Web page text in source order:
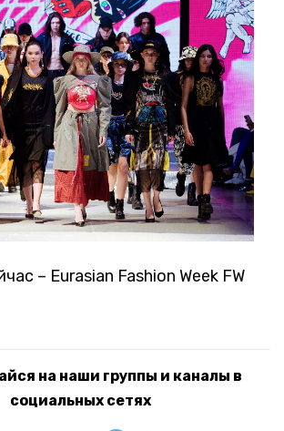
– Eurasian Fashion Week FW
на наши группы и каналы в
социальных сетях